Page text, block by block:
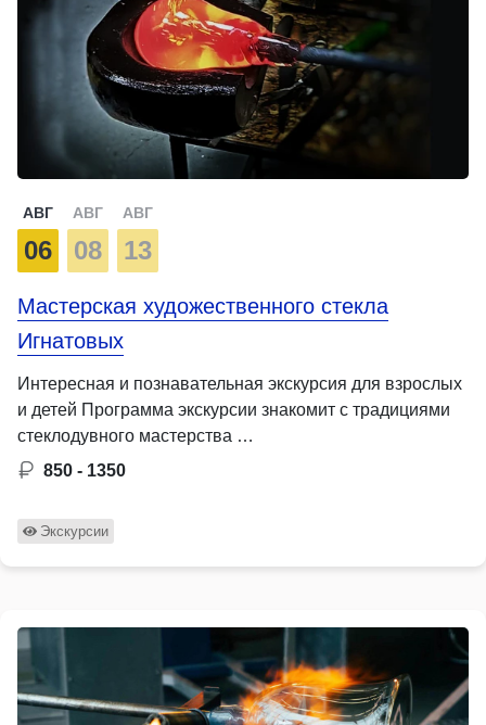
АВГ
06
АВГ
08
АВГ
13
Мастерская художественного стекла
Игнатовых
Интересная и познавательная экскурсия для взрослых
и детей Программа экскурсии знакомит с традициями
стеклодувного мастерства …
850 - 1350
Экскурсии